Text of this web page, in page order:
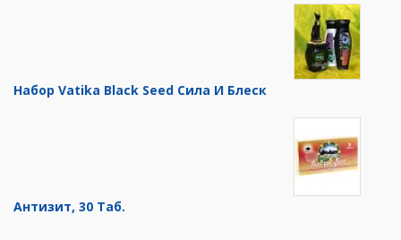
Набор Vatika Black Seed Сила И Блеск
Антизит, 30 Таб.